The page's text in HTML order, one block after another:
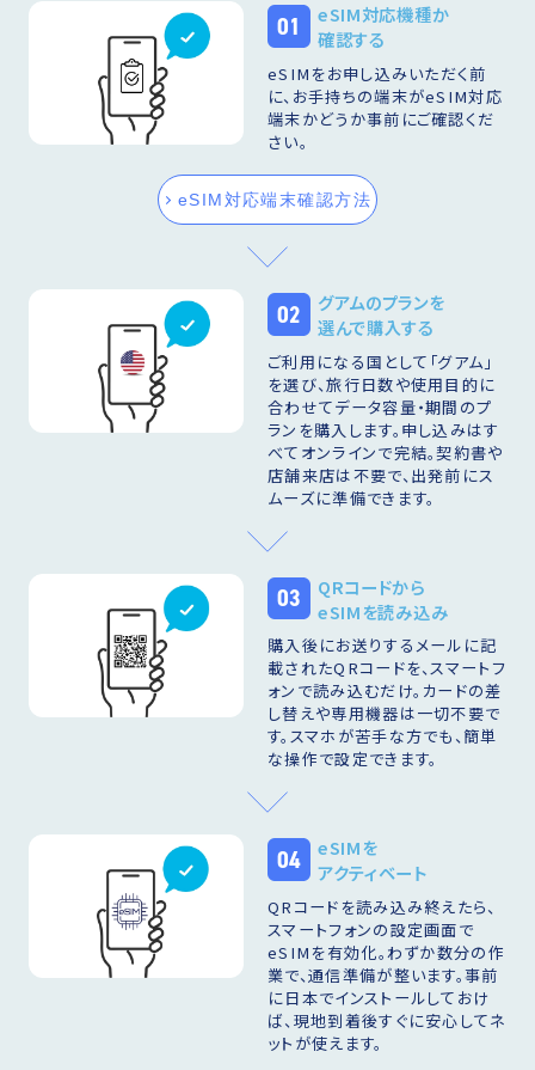
01
eSIM対応機種か
確認する
eSIMをお申し込みいただく前
に、お手持ちの端末がeSIM対応
端末かどうか事前にご確認くだ
さい。
eSIM対応端末確認方法
02
グアムのプランを
選んで購入する
ご利用になる国として「グアム」
を選び、旅行日数や使用目的に
合わせてデータ容量・期間のプ
ランを購入します。申し込みはす
べてオンラインで完結。契約書や
店舗来店は不要で、出発前にス
ムーズに準備できます。
03
QRコードから
eSIMを読み込み
購入後にお送りするメールに記
載されたQRコードを、スマートフ
ォンで読み込むだけ。カードの差
し替えや専用機器は一切不要で
す。スマホが苦手な方でも、簡単
な操作で設定できます。
04
eSIMを
アクティベート
QRコードを読み込み終えたら、
スマートフォンの設定画面で
eSIMを有効化。わずか数分の作
業で、通信準備が整います。事前
に日本でインストールしておけ
ば、現地到着後すぐに安心してネ
ットが使えます。